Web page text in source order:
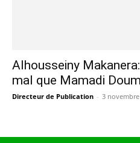
Alhousseiny
mal que Mamadi
Directeur de Publication - 3